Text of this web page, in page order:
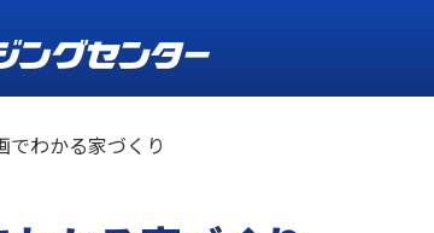
でわかる家づくり